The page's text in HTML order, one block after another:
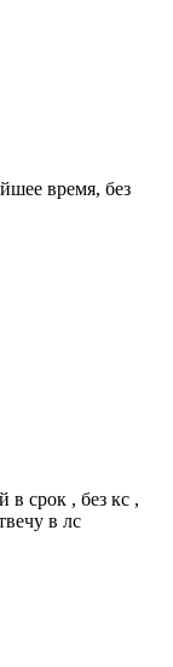
время, без
срок , без кс ,
в лс